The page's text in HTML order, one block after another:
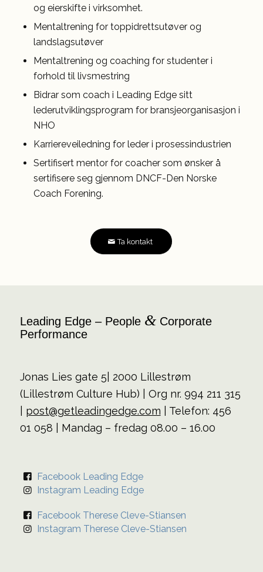
og eierskifte i virksomhet.
Mentaltrening for toppidrettsutøver og
landslagsutøver
Mentaltrening og coaching for studenter i
forhold til livsmestring
Bidrar som coach i Leading Edge sitt
lederutviklingsprogram for bransjeorganisasjon i
NHO
Karriereveiledning for leder i prosessindustrien
Sertifisert mentor for coacher som ønsker å
sertifisere seg gjennom DNCF-Den Norske
Coach Forening.
Ta kontakt
Leading Edge – People &Corporate
Performance
Jonas Lies gate 5| 2000 Lillestrøm
(Lillestrøm Culture Hub) | Org nr. 994 211 315
post@getleadingedge.com | Telefon: 456
01 058 | Mandag – fredag 08.00 – 16.00
Facebook Leading Edge
Instagram Leading Edge
Facebook Therese Cleve-Stiansen
Instagram Therese Cleve-Stiansen